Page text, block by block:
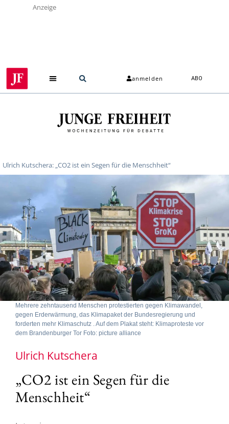
Anzeige
anmelden ABO
Ulrich Kutschera: „CO2 ist ein Segen für die Menschheit“
Mehrere zehntausend Menschen protestierten gegen Klimawandel,
gegen Erderwärmung, das Klimapaket der Bundesregierung und
forderten mehr Klimaschutz . Auf dem Plakat steht: Klimaproteste vor
dem Brandenburger Tor Foto: picture alliance
Ulrich Kutschera
„CO2 ist ein Segen für die
Menschheit“